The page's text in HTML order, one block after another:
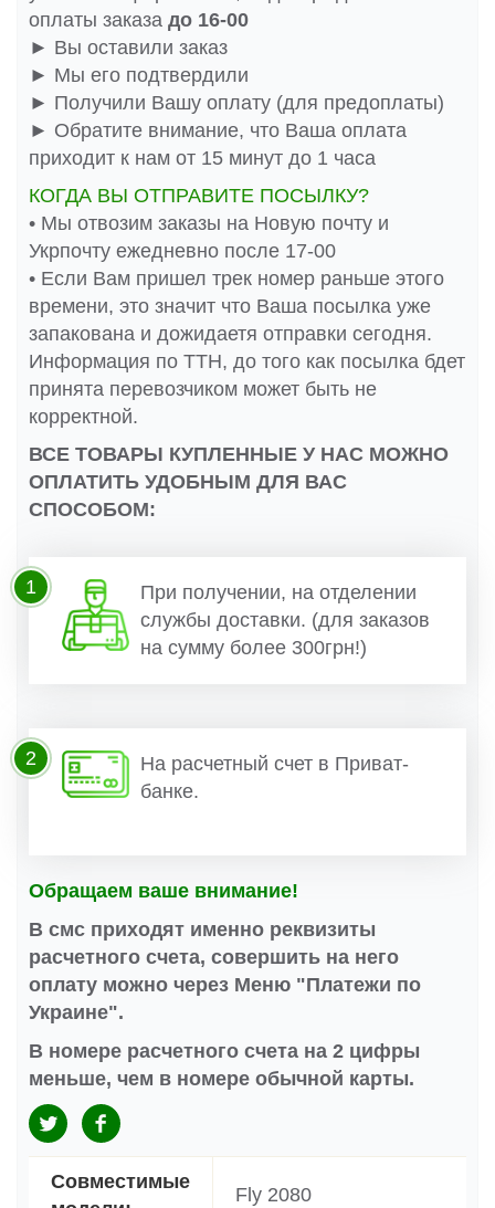
оплаты заказа до 16-00
► Вы оставили заказ
► Мы его подтвердили
► Получили Вашу оплату (для предоплаты)
► Обратите внимание, что Ваша оплата
приходит к нам от 15 минут до 1 часа
КОГДА ВЫ ОТПРАВИТЕ ПОСЫЛКУ?
• Мы отвозим заказы на Новую почту и
Укрпочту ежедневно после 17-00
• Если Вам пришел трек номер раньше этого
времени, это значит что Ваша посылка уже
запакована и дожидаетя отправки сегодня.
Информация по ТТН, до того как посылка бдет
принята перевозчиком может быть не
корректной.
ВСЕ ТОВАРЫ КУПЛЕННЫЕ У НАС МОЖНО
ОПЛАТИТЬ УДОБНЫМ ДЛЯ ВАС
СПОСОБОМ:
При получении, на отделении
службы доставки. (для заказов
на сумму более 300грн!)
1
На расчетный счет в Приват-
банке.
2
Обращаем ваше внимание!
В смс приходят именно реквизиты
расчетного счета, совершить на него
оплату можно через Меню "Платежи по
Украине".
В номере расчетного счета на 2 цифры
меньше, чем в номере обычной карты.
Совместимые
Fly 2080